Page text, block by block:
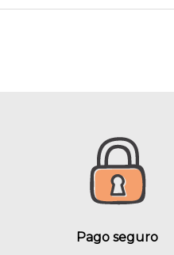
Pago seguro